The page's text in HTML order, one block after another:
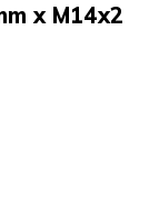
x M14x2